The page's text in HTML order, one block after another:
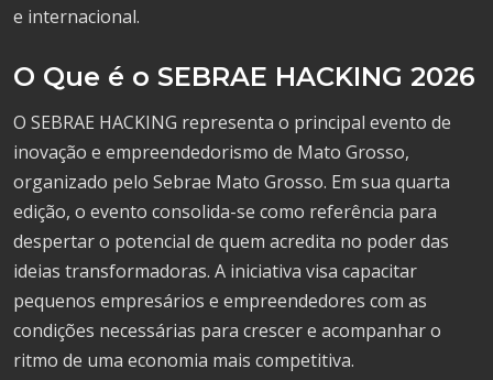
e internacional.
O Que é o SEBRAE HACKING 2026
O SEBRAE HACKING representa o principal evento de
inovação e empreendedorismo de Mato Grosso,
organizado pelo Sebrae Mato Grosso. Em sua quarta
edição, o evento consolida-se como referência para
despertar o potencial de quem acredita no poder das
ideias transformadoras. A iniciativa visa capacitar
pequenos empresários e empreendedores com as
condições necessárias para crescer e acompanhar o
ritmo de uma economia mais competitiva.